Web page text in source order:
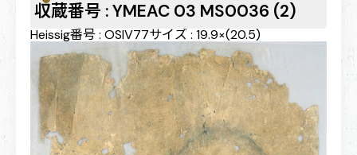
収蔵番号 : YMEAC 03 MS0036 (2)
Heissig番号 : OSIV77サイズ : 19.9×(20.5)